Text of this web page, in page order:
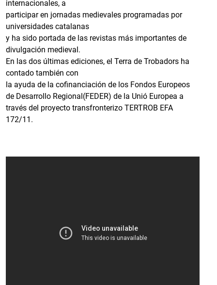
internacionales, a
participar en jornadas medievales programadas por
universidades catalanas
y ha sido portada de las revistas más importantes de
divulgación medieval.
En las dos últimas ediciones, el Terra de Trobadors ha
contado también con
la ayuda de la cofinanciación de los Fondos Europeos
de Desarrollo Regional(FEDER) de la Unió Europea a
través del proyecto transfronterizo TERTROB EFA
172/11.